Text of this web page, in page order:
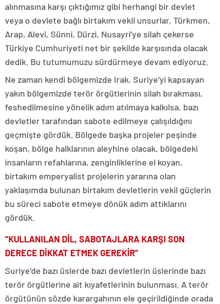
alınmasına karşı çıktığımız gibi herhangi bir devlet
veya o devlete bağlı birtakım vekil unsurlar, Türkmen,
Arap, Alevi, Sünni, Dürzi, Nusayri’ye silah çekerse
Türkiye Cumhuriyeti net bir şekilde karşısında olacak
dedik. Bu tutumumuzu sürdürmeye devam ediyoruz.
Ne zaman kendi bölgemizde Irak, Suriye’yi kapsayan
yakın bölgemizde terör örgütlerinin silah bırakması,
feshedilmesine yönelik adım atılmaya kalkılsa, bazı
devletler tarafından sabote edilmeye çalışıldığını
geçmişte gördük. Bölgede başka projeler peşinde
koşan, bölge halklarının aleyhine olacak, bölgedeki
insanların refahlarına, zenginliklerine el koyan,
birtakım emperyalist projelerin yararına olan
yaklaşımda bulunan birtakım devletlerin vekil güçlerin
bu süreci sabote etmeye dönük adım attıklarını
gördük.
“KULLANILAN DİL, SABOTAJLARA KARŞI SON
DERECE DİKKAT ETMEK GEREKİR”
Suriye’de bazı üslerde bazı devletlerin üslerinde bazı
terör örgütlerine ait kıyafetlerinin bulunması. A terör
örgütünün sözde karargahının ele geçirildiğinde orada